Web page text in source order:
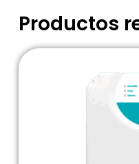
Productos